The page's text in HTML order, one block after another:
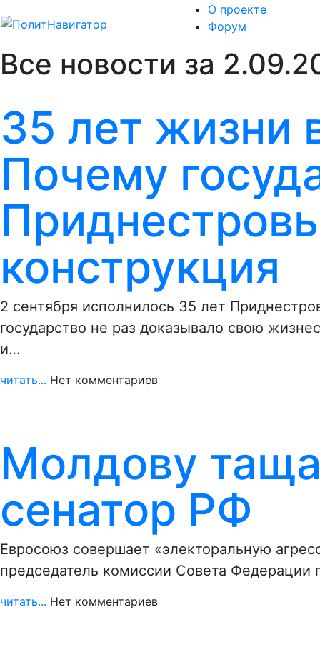
О проекте
Форум
Все новости за
35 лет жизни
Почему
конструкция
2 сентября исполнилось 35 лет
государство не раз доказывало свою
и…
читать... Нет комментариев
Молдову
сенатор РФ
Евросоюз совершает «электоральную
председатель комиссии Совета Федерации
читать... Нет комментариев